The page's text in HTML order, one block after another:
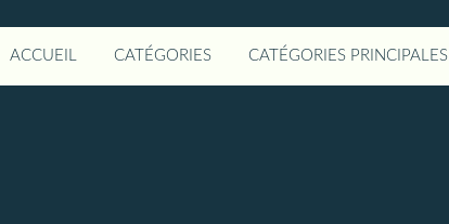
ACCUEIL CATÉGORIES CATÉGORIES PRINCIPALES